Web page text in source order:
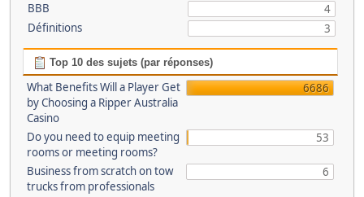
BBB
4
Définitions
3
Top 10 des sujets (par réponses)
What Benefits Will a Player Get
by Choosing a Ripper Australia
Casino
6686
Do you need to equip meeting
rooms or meeting rooms?
53
Business from scratch on tow
trucks from professionals
6